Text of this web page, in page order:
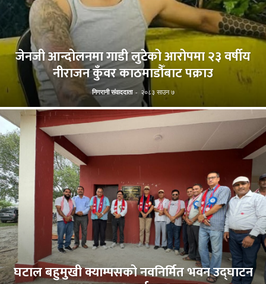
जेनजी आन्दोलनमा गाडी लुटेको आरोपमा २३ वर्षीय
नीराजन कुँवर काठमाडौँबाट पक्राउ
निगरानी संवाददाता - २०८३ साउन ७
घटाल बहुमुखी क्याम्पसको नवनिर्मित भवन उद्घाटन